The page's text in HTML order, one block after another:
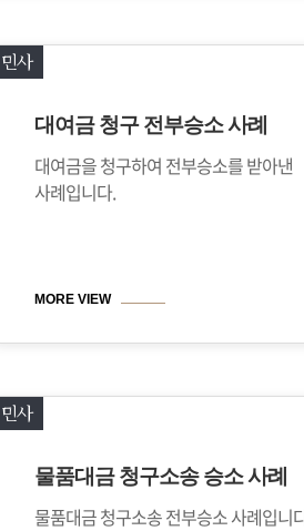
민사
대여금 청구 전부승소 사례
대여금을 청구하여 전부승소를 받아낸
사례입니다.
MORE VIEW
민사
물품대금 청구소송 승소 사례
물품대금 청구소송 전부승소 사례입니